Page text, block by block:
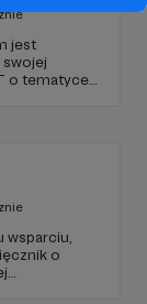
jest
swojej
o tematyce
o